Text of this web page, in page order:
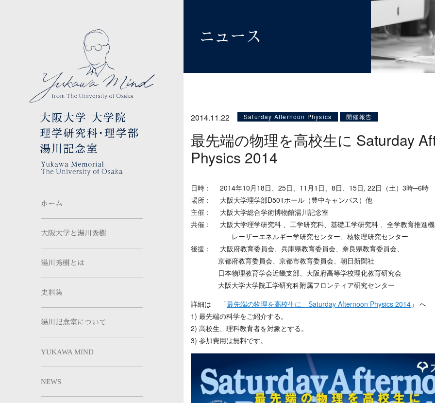
ホーム
大阪大学と湯川秀樹
湯川秀樹とは
史料集
湯川記念室について
YUKAWA MIND
NEWS
ニュース
2014.11.22 Saturday Afternoon Physics 開催報告
最先端の物理を高校生に Saturday
Physics 2014
日時： 2014年10月18日、25日、11月1日、8日、15日, 22日（土）3時─6時
場所： 大阪大学理学部D501ホール（豊中キャンパス）他
主催： 大阪大学総合学術博物館湯川記念室
共催： 大阪大学理学研究科 、工学研究科、基礎工学研究科 、全学教育推進
レーザーエネルギー学研究センター、核物理研究センター
後援： 大阪府教育委員会、兵庫県教育委員会、奈良県教育委員会、
京都府教育委員会、京都市教育委員会、朝日新聞社
日本物理教育学会近畿支部、大阪府高等学校理化教育研究会
大阪大学大学院工学研究科附属フロンティア研究センター
詳細は 「最先端の物理を高校生に Saturday Afternoon Physics 2014 」 へ
1) 最先端の科学をご紹介する。
2) 高校生、理科教育者を対象とする。
3) 参加費用は無料です。